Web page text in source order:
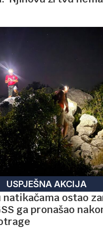
USPJEŠNA AKCIJA
natikačama ostao
ga pronašao